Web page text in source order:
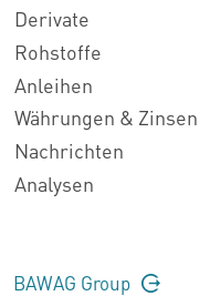
Derivate
Rohstoffe
Anleihen
Währungen & Zinsen
Nachrichten
Analysen
BAWAG Group